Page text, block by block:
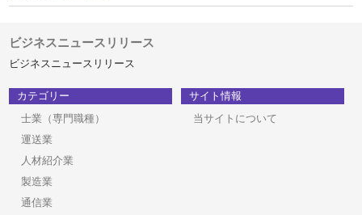
ビジネスニュースリリース
ビジネスニュースリリース
カテゴリー
士業（専門職種）
運送業
人材紹介業
製造業
通信業
サイト情報
当サイトについて